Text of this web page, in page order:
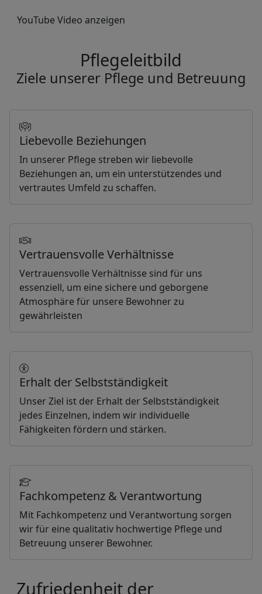
YouTube Video anzeigen
Pflegeleitbild
Ziele unserer Pflege und Betreuung
Liebevolle Beziehungen
In unserer Pflege streben wir liebevolle
Beziehungen an, um ein unterstützendes und
vertrautes Umfeld zu schaffen.
Vertrauensvolle Verhältnisse
Vertrauensvolle Verhältnisse sind für uns
essenziell, um eine sichere und geborgene
Atmosphäre für unsere Bewohner zu
gewährleisten
Erhalt der Selbstständigkeit
Unser Ziel ist der Erhalt der Selbstständigkeit
jedes Einzelnen, indem wir individuelle
Fähigkeiten fördern und stärken.
Fachkompetenz & Verantwortung
Mit Fachkompetenz und Verantwortung sorgen
wir für eine qualitativ hochwertige Pflege und
Betreuung unserer Bewohner.
Zufriedenheit der